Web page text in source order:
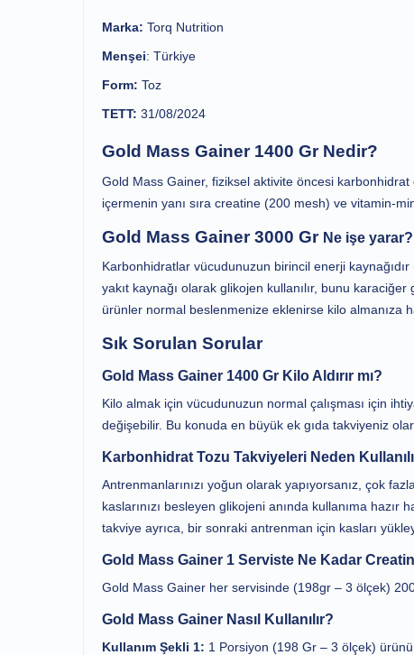
Marka: Torq Nutrition
Menşei: Türkiye
Form: Toz
TETT: 31/08/2024
Gold Mass Gainer 1400 Gr Nedir?
Gold Mass Gainer, fiziksel aktivite öncesi karbonhidrat
içermenin yanı sıra creatine (200 mesh) ve vitamin-
Gold Mass Gainer 3000 Gr Ne işe yarar?
Karbonhidratlar vücudunuzun birincil enerji
yakıt kaynağı olarak glikojen kullanılır, bunu
ürünler normal beslenmenize eklenirse kilo almanıza
Sık Sorulan Sorular
Gold Mass Gainer 1400 Gr Kilo Aldırır mı?
Kilo almak için vücudunuzun normal çalışması için
değişebilir. Bu konuda en büyük ek gıda takviyeniz
Karbonhidrat Tozu Takviyeleri Neden
Antrenmanlarınızı yoğun olarak yapıyorsanız, çok
kaslarınızı besleyen glikojeni anında kullanıma
takviye ayrıca, bir sonraki antrenman için kasları
Gold Mass Gainer 1 Serviste Ne Kadar
Gold Mass Gainer her servisinde (198gr – 3 ölçek)
Gold Mass Gainer Nasıl Kullanılır?
Kullanım Şekli 1: 1 Porsiyon (198 Gr – 3 ölçek)